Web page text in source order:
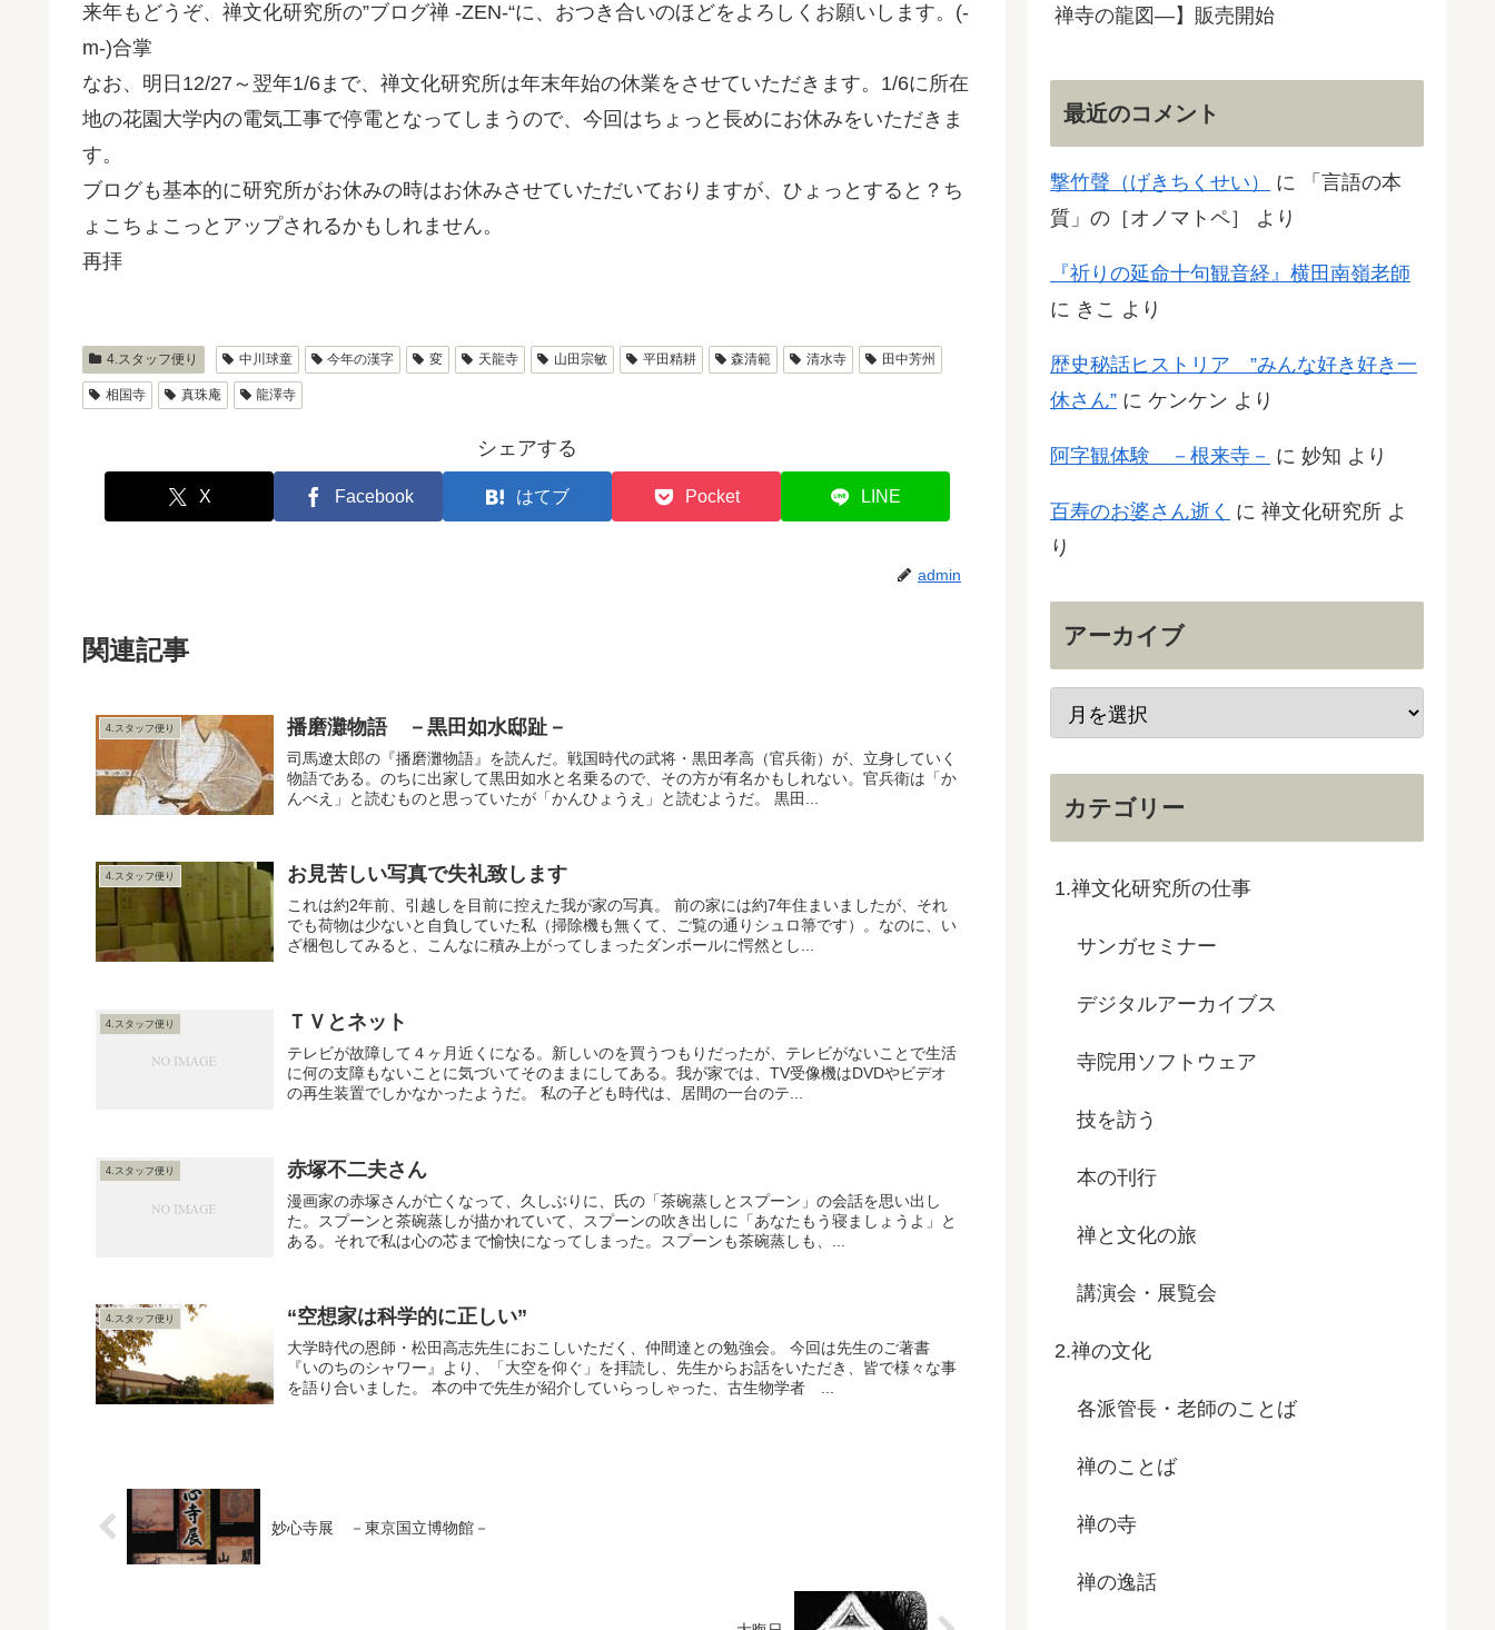
来年もどうぞ、禅文化研究所の”ブログ禅 -ZEN-“に、おつき合いのほどをよろしくお願いします。(-
m-)合掌
なお、明日12/27～翌年1/6まで、禅文化研究所は年末年始の休業をさせていただきます。1/6に所在
地の花園大学内の電気工事で停電となってしまうので、今回はちょっと長めにお休みをいただきま
す。
ブログも基本的に研究所がお休みの時はお休みさせていただいておりますが、ひょっとすると？ち
ょこちょこっとアップされるかもしれません。
再拝
4.スタッフ便り 中川球童 今年の漢字 変 天龍寺 山田宗敏 平田精耕 森清範 清水寺 田中芳州
相国寺 真珠庵 龍澤寺
シェアする
X Facebook はてブ Pocket LINE
admin
関連記事
4.スタッフ便り 播磨灘物語 －黒田如水邸趾－
司馬遼太郎の『播磨灘物語』を読んだ。戦国時代の武将・黒田孝高（官兵衛）が、立身していく
物語である。のちに出家して黒田如水と名乗るので、その方が有名かもしれない。官兵衛は「か
んべえ」と読むものと思っていたが「かんひょうえ」と読むようだ。 黒田...
4.スタッフ便り お見苦しい写真で失礼致します
これは約2年前、引越しを目前に控えた我が家の写真。 前の家には約7年住まいましたが、それ
でも荷物は少ないと自負していた私（掃除機も無くて、ご覧の通りシュロ箒です）。なのに、い
ざ梱包してみると、こんなに積み上がってしまったダンボールに愕然とし...
4.スタッフ便り ＴＶとネット
テレビが故障して４ヶ月近くになる。新しいのを買うつもりだったが、テレビがないことで生活
に何の支障もないことに気づいてそのままにしてある。我が家では、TV受像機はDVDやビデオ
の再生装置でしかなかったようだ。 私の子ども時代は、居間の一台のテ...
4.スタッフ便り 赤塚不二夫さん
漫画家の赤塚さんが亡くなって、久しぶりに、氏の「茶碗蒸しとスプーン」の会話を思い出し
た。スプーンと茶碗蒸しが描かれていて、スプーンの吹き出しに「あなたもう寝ましょうよ」と
ある。それで私は心の芯まで愉快になってしまった。スプーンも茶碗蒸しも、...
4.スタッフ便り “空想家は科学的に正しい”
大学時代の恩師・松田高志先生におこしいただく、仲間達との勉強会。 今回は先生のご著書
『いのちのシャワー』より、「大空を仰ぐ」を拝読し、先生からお話をいただき、皆で様々な事
を語り合いました。 本の中で先生が紹介していらっしゃった、古生物学者 ...
妙心寺展 －東京国立博物館－
禅寺の龍図―】販売開始
最近のコメント
撃竹聲（げきちくせい） に
「言語の本
質」の［オノマトペ］
より
『祈りの延命十句観音経』横田南嶺老師
に きこ より
歴史秘話ヒストリア ”みんな好き好き一
休さん” に ケンケン より
阿字観体験 －根来寺－ に 妙知 より
百寿のお婆さん逝く に 禅文化研究所 よ
り
アーカイブ
カテゴリー
1.禅文化研究所の仕事
サンガセミナー
デジタルアーカイブス
寺院用ソフトウェア
技を訪う
本の刊行
禅と文化の旅
講演会・展覧会
2.禅の文化
各派管長・老師のことば
禅のことば
禅の寺
禅の逸話